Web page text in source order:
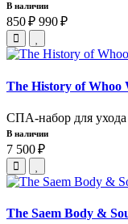
В наличии
850 ₽ 990 ₽
The History of Whoo
СПА-набор для ухода
В наличии
7 500 ₽
The Saem Body &